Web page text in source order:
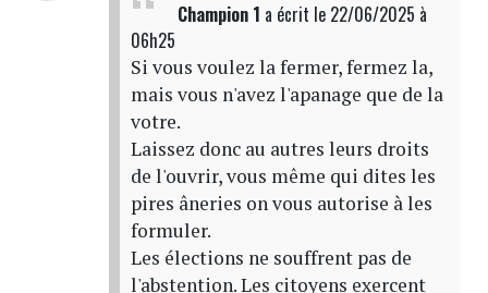
Champion 1 a écrit le 22/06/2025 à
06h25
Si vous voulez la fermer, fermez la,
mais vous n'avez l'apanage que de la
votre.
Laissez donc au autres leurs droits
de l'ouvrir, vous même qui dites les
pires âneries on vous autorise à les
formuler.
Les élections ne souffrent pas de
l'abstention. Les citoyens exercent